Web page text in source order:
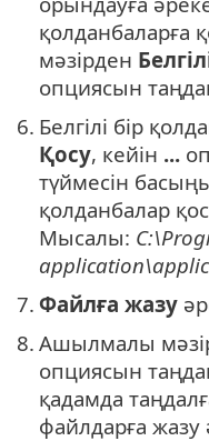
қолданбаларға
мәзірден
опциясын
6. Белгілі бір
Қосу, кейін ...
түймесін
қолданбалар
Мысалы:
7. Файлға жазу
8. Ашылмалы
опциясын
қадамда
файлдарға жазу